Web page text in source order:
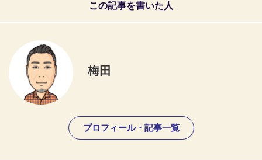
この記事を書いた人
梅田
プロフィール・記事一覧